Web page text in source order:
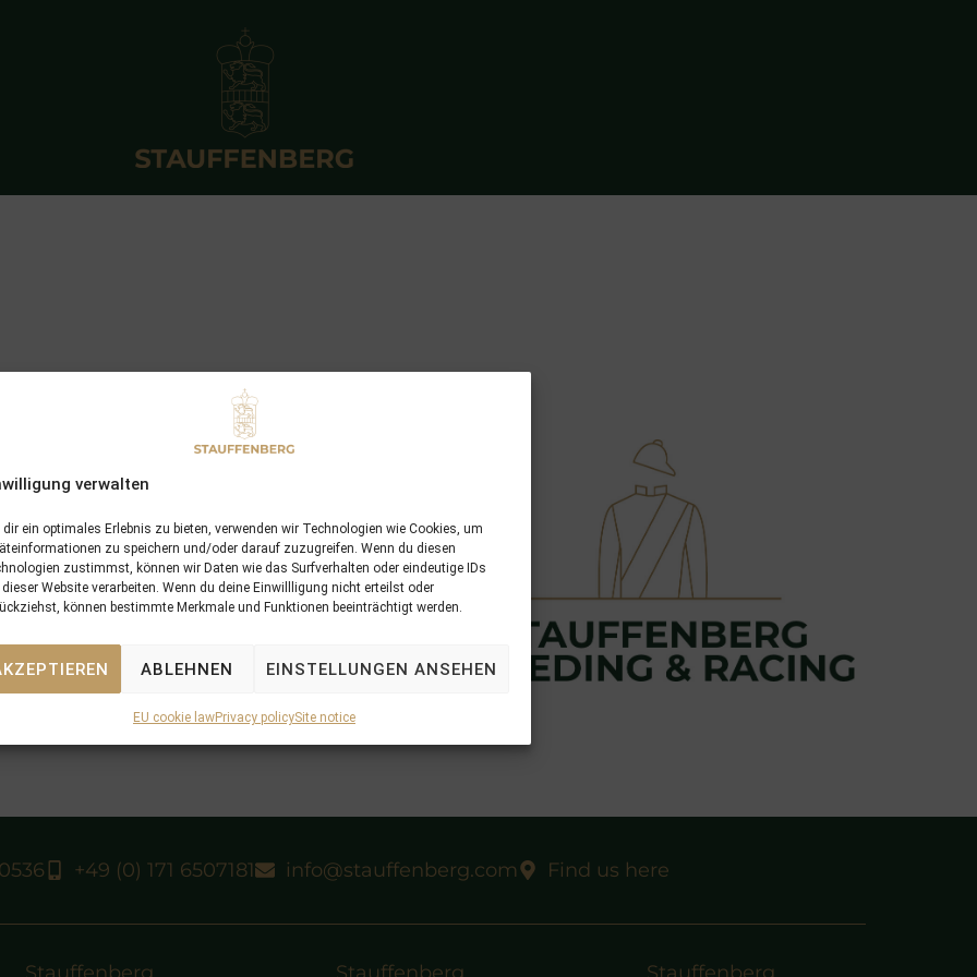
verwalten
dir ein optimales Erlebnis zu bieten, verwenden wir Technologien wie Cookies, um
zu speichern und/oder darauf zuzugreifen. Wenn du diesen
zustimmst, können wir Daten wie das Surfverhalten oder eindeutige IDs
Website verarbeiten. Wenn du deine Einwillligung nicht erteilst oder
können bestimmte Merkmale und Funktionen beeinträchtigt werden.
ABLEHNEN EINSTELLUNGEN ANSEHEN
EU cookie lawPrivacy policySite notice
+49 (0) 171 6507181 info@stauffenberg.com Find us here